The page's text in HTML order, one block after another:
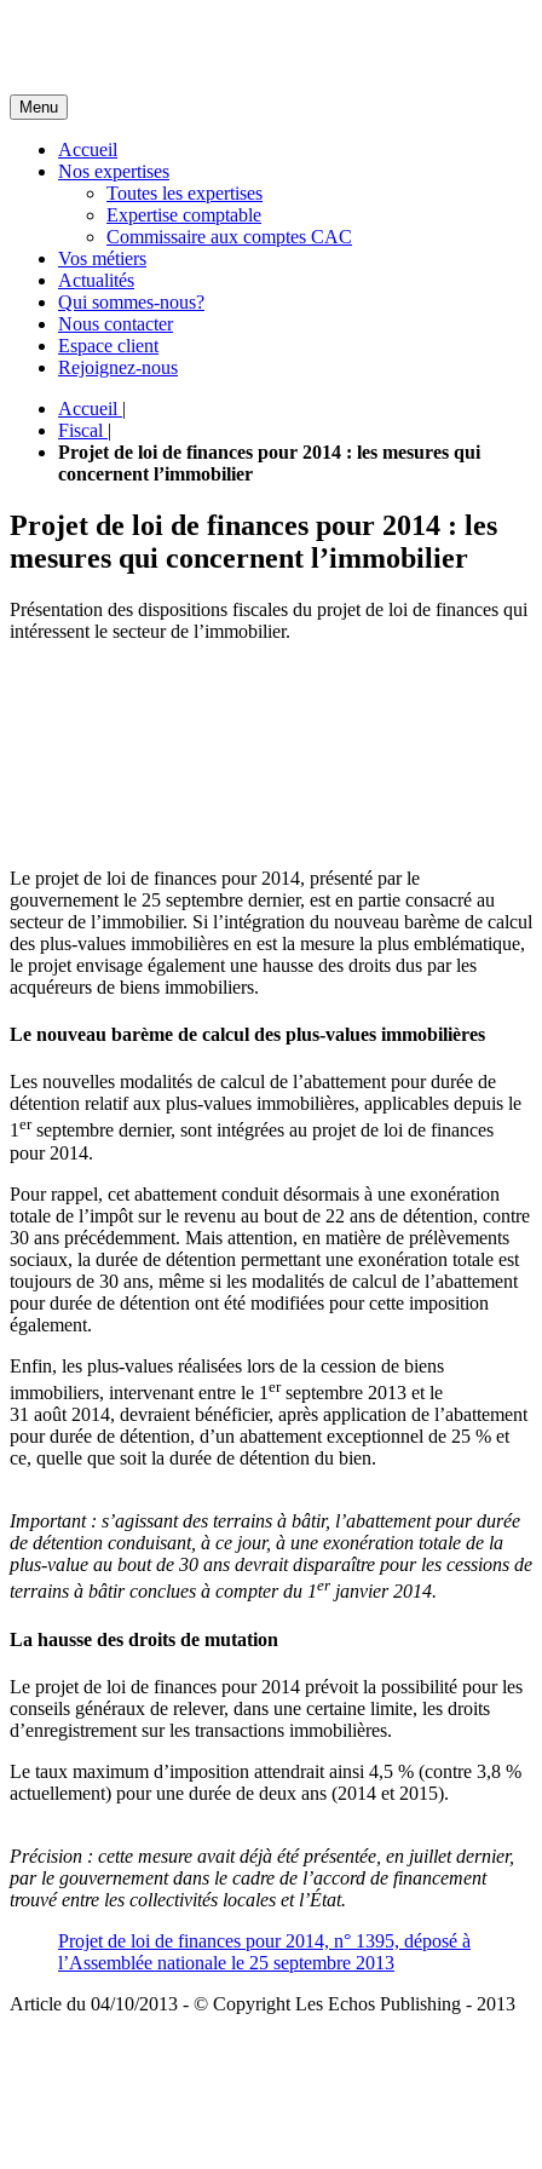
Menu
Accueil
Nos expertises
Toutes les expertises
Expertise comptable
Commissaire aux comptes CAC
Vos métiers
Actualités
Qui sommes-nous?
Nous contacter
Espace client
Rejoignez-nous
Accueil |
Fiscal |
Projet de loi de finances pour 2014 : les mesures qui
concernent l’immobilier
Projet de loi de finances pour 2014 : les
mesures qui concernent l’immobilier
Présentation des dispositions fiscales du projet de loi de finances qui
intéressent le secteur de l’immobilier.
Le projet de loi de finances pour 2014, présenté par le
gouvernement le 25 septembre dernier, est en partie consacré au
secteur de l’immobilier. Si l’intégration du nouveau barème de calcul
des plus-values immobilières en est la mesure la plus emblématique,
le projet envisage également une hausse des droits dus par les
acquéreurs de biens immobiliers.
Le nouveau barème de calcul des plus-values immobilières
Les nouvelles modalités de calcul de l’abattement pour durée de
détention relatif aux plus-values immobilières, applicables depuis le
1erseptembre dernier, sont intégrées au projet de loi de finances
pour 2014.
Pour rappel, cet abattement conduit désormais à une exonération
totale de l’impôt sur le revenu au bout de 22 ans de détention, contre
30 ans précédemment. Mais attention, en matière de prélèvements
sociaux, la durée de détention permettant une exonération totale est
toujours de 30 ans, même si les modalités de calcul de l’abattement
pour durée de détention ont été modifiées pour cette imposition
également.
Enfin, les plus-values réalisées lors de la cession de biens
immobiliers, intervenant entre le 1 erseptembre 2013 et le
31 août 2014, devraient bénéficier, après application de l’abattement
pour durée de détention, d’un abattement exceptionnel de 25 % et
ce, quelle que soit la durée de détention du bien.
Important : s’agissant des terrains à bâtir, l’abattement pour durée
de détention conduisant, à ce jour, à une exonération totale de la
plus-value au bout de 30 ans devrait disparaître pour les cessions de
terrains à bâtir conclues à compter du 1er janvier 2014.
La hausse des droits de mutation
Le projet de loi de finances pour 2014 prévoit la possibilité pour les
conseils généraux de relever, dans une certaine limite, les droits
d’enregistrement sur les transactions immobilières.
Le taux maximum d’imposition attendrait ainsi 4,5 % (contre 3,8 %
actuellement) pour une durée de deux ans (2014 et 2015).
Précision : cette mesure avait déjà été présentée, en juillet dernier,
par le gouvernement dans le cadre de l’accord de financement
trouvé entre les collectivités locales et l’État.
Projet de loi de finances pour 2014, n° 1395, déposé à
l’Assemblée nationale le 25 septembre 2013
Article du 04/10/2013 - © Copyright Les Echos Publishing - 2013